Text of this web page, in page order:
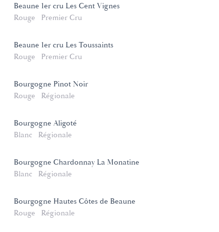
Beaune 1er cru Les Cent Vignes
Rouge
Premier Cru
Beaune 1er cru Les Toussaints
Rouge
Premier Cru
Bourgogne Pinot Noir
Rouge
Régionale
Bourgogne Aligoté
Blanc
Régionale
Bourgogne Chardonnay La Monatine
Blanc
Régionale
Bourgogne Hautes Côtes de Beaune
Rouge
Régionale